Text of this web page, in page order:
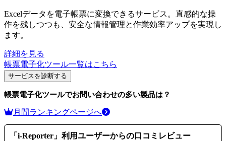
Excelデータを電子帳票に変換できるサービス。直感的な操
作を残しつつも、安全な情報管理と作業効率アップを実現し
ます。
詳細を見る
帳票電子化ツール一覧はこちら
サービスを診断する
帳票電子化ツールでお問い合わせの多い製品は？
月間ランキングページへ
「 i-Reporter 」利用ユーザーからの口コミレビュー